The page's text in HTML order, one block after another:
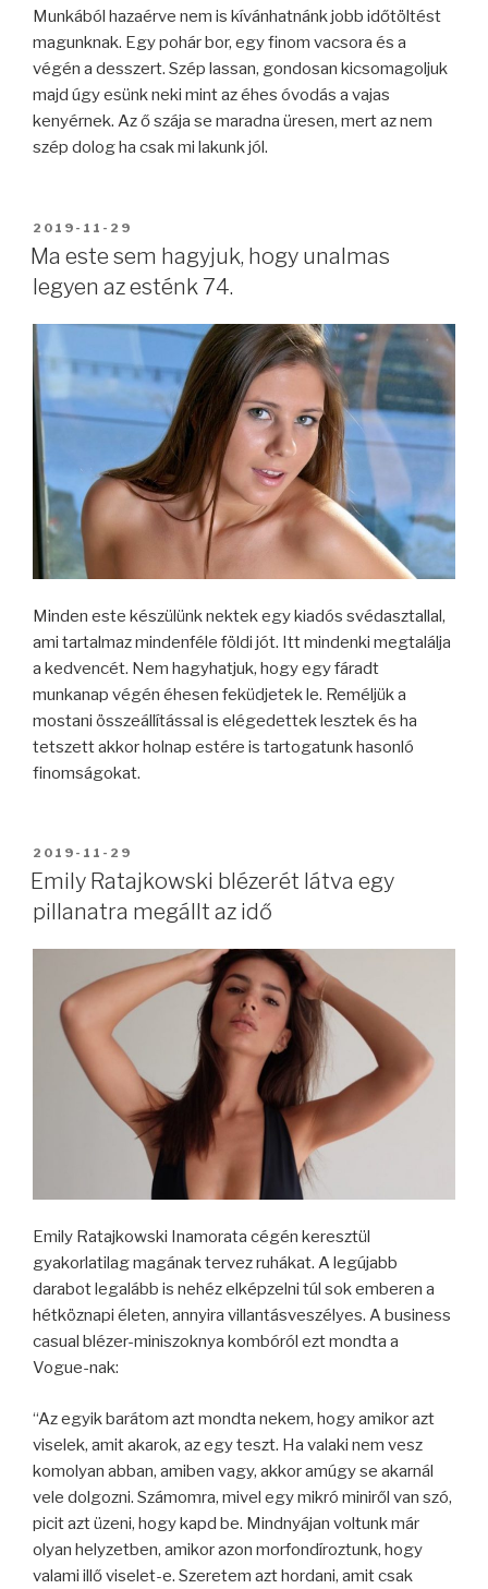
Munkából hazaérve nem is kívánhatnánk jobb időtöltést
magunknak. Egy pohár bor, egy finom vacsora és a
végén a desszert. Szép lassan, gondosan kicsomagoljuk
majd úgy esünk neki mint az éhes óvodás a vajas
kenyérnek. Az ő szája se maradna üresen, mert az nem
szép dolog ha csak mi lakunk jól.
BEKÜLDVE:
2019-11-29
Ma este sem hagyjuk, hogy unalmas
legyen az esténk 74.
Minden este készülünk nektek egy kiadós svédasztallal,
ami tartalmaz mindenféle földi jót. Itt mindenki megtalálja
a kedvencét. Nem hagyhatjuk, hogy egy fáradt
munkanap végén éhesen feküdjetek le. Reméljük a
mostani összeállítással is elégedettek lesztek és ha
tetszett akkor holnap estére is tartogatunk hasonló
finomságokat.
BEKÜLDVE:
2019-11-29
Emily Ratajkowski blézerét látva egy
pillanatra megállt az idő
Emily Ratajkowski Inamorata cégén keresztül
gyakorlatilag magának tervez ruhákat. A legújabb
darabot legalább is nehéz elképzelni túl sok emberen a
hétköznapi életen, annyira villantásveszélyes. A business
casual blézer-miniszoknya kombóról ezt mondta a
Vogue-nak:
“Az egyik barátom azt mondta nekem, hogy amikor azt
viselek, amit akarok, az egy teszt. Ha valaki nem vesz
komolyan abban, amiben vagy, akkor amúgy se akarnál
vele dolgozni. Számomra, mivel egy mikró miniről van szó,
picit azt üzeni, hogy kapd be. Mindnyájan voltunk már
olyan helyzetben, amikor azon morfondíroztunk, hogy
valami illő viselet-e. Szeretem azt hordani, amit csak